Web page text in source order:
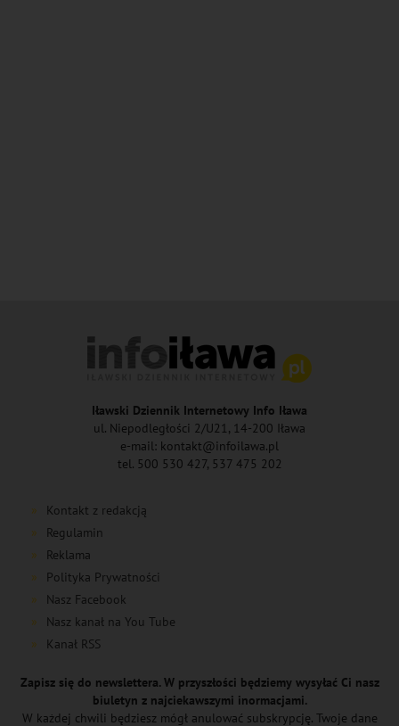
Iławski Dziennik Internetowy Info Iława
ul. Niepodległości 2/U21, 14-200 Iława
e-mail: kontakt@infoilawa.pl
tel. 500 530 427, 537 475 202
Kontakt z redakcją
Regulamin
Reklama
Polityka Prywatności
Nasz Facebook
Nasz kanał na You Tube
Kanał RSS
Zapisz się do newslettera. W przyszłości będziemy wysyłać Ci nasz
biuletyn z najciekawszymi inormacjami.
W każdej chwili będziesz mógł anulować subskrypcję. Twoje dane